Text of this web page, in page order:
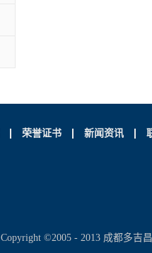
荣誉证书 新闻资讯
Copyright ©2005 - 2013 成都多吉